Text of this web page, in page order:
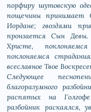
порфиру шутовскую
пощечины принимает
Иордане; гвоздями
пронзается Сын
Христе,
поклоняемся
всеславное Твое
Следующее
благоразумного
распятых на
разбойник раскаялся,